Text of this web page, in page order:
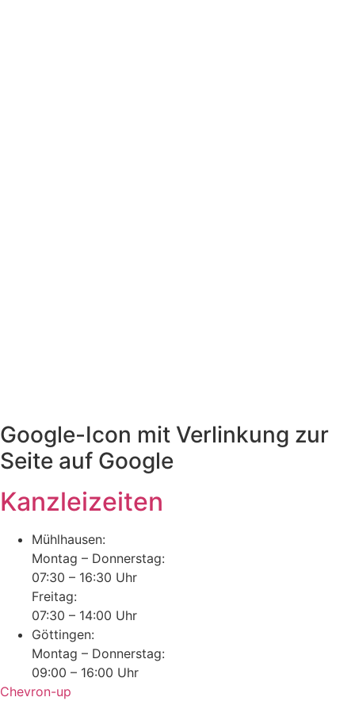
Google-Icon mit Verlinkung zur
Seite auf Google
Kanzleizeiten
Mühlhausen:
Montag – Donnerstag:
07:30 – 16:30 Uhr
Freitag:
07:30 – 14:00 Uhr
Göttingen:
Montag – Donnerstag:
09:00 – 16:00 Uhr
Chevron-up